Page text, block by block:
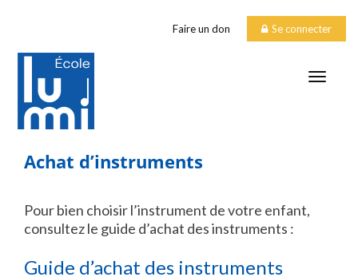
Faire un don Se connecter
Achat d’instruments
Pour bien choisir l’instrument de votre enfant,
consultez le guide d’achat des instruments :
Guide d’achat des instruments